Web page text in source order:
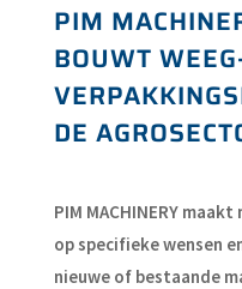
PIM
BOUWT
DE
PIM MACHINERY
op specifieke wensen
nieuwe of bestaande